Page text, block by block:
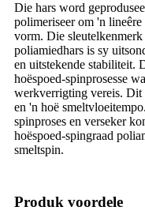
Die hars word
polimeriseer om 'n
vorm. Die sleutelkenmerk
poliamiedhars is sy
en uitstekende stabiliteit.
hoëspoed-spinprosesse
werkverrigting vereis. Dit
en 'n hoë
spinproses en verseker
hoëspoed-spingraad
smeltspin.
Produk voordele